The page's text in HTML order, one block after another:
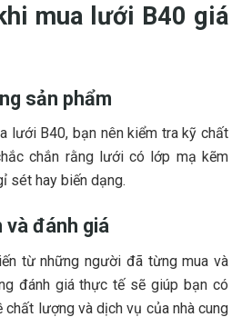
mua lưới B40 giá
sản phẩm
lưới B40, bạn nên kiểm tra kỹ chất
chắn rằng lưới có lớp mạ kẽm
sét hay biến dạng.
và đánh giá
từ những người đã từng mua và
đánh giá thực tế sẽ giúp bạn có
chất lượng và dịch vụ của nhà cung